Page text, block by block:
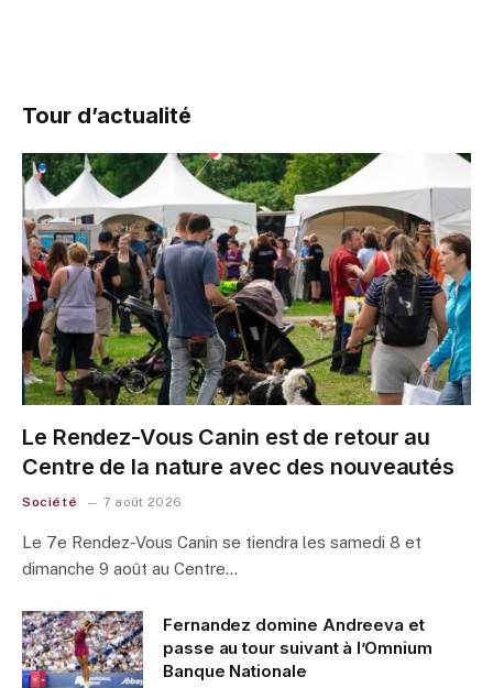
Tour d’actualité
Le Rendez-Vous Canin est de retour au
Centre de la nature avec des nouveautés
Société 7 août 2026
Le 7e Rendez-Vous Canin se tiendra les samedi 8 et
dimanche 9 août au Centre…
Fernandez domine Andreeva et
passe au tour suivant à l’Omnium
Banque Nationale